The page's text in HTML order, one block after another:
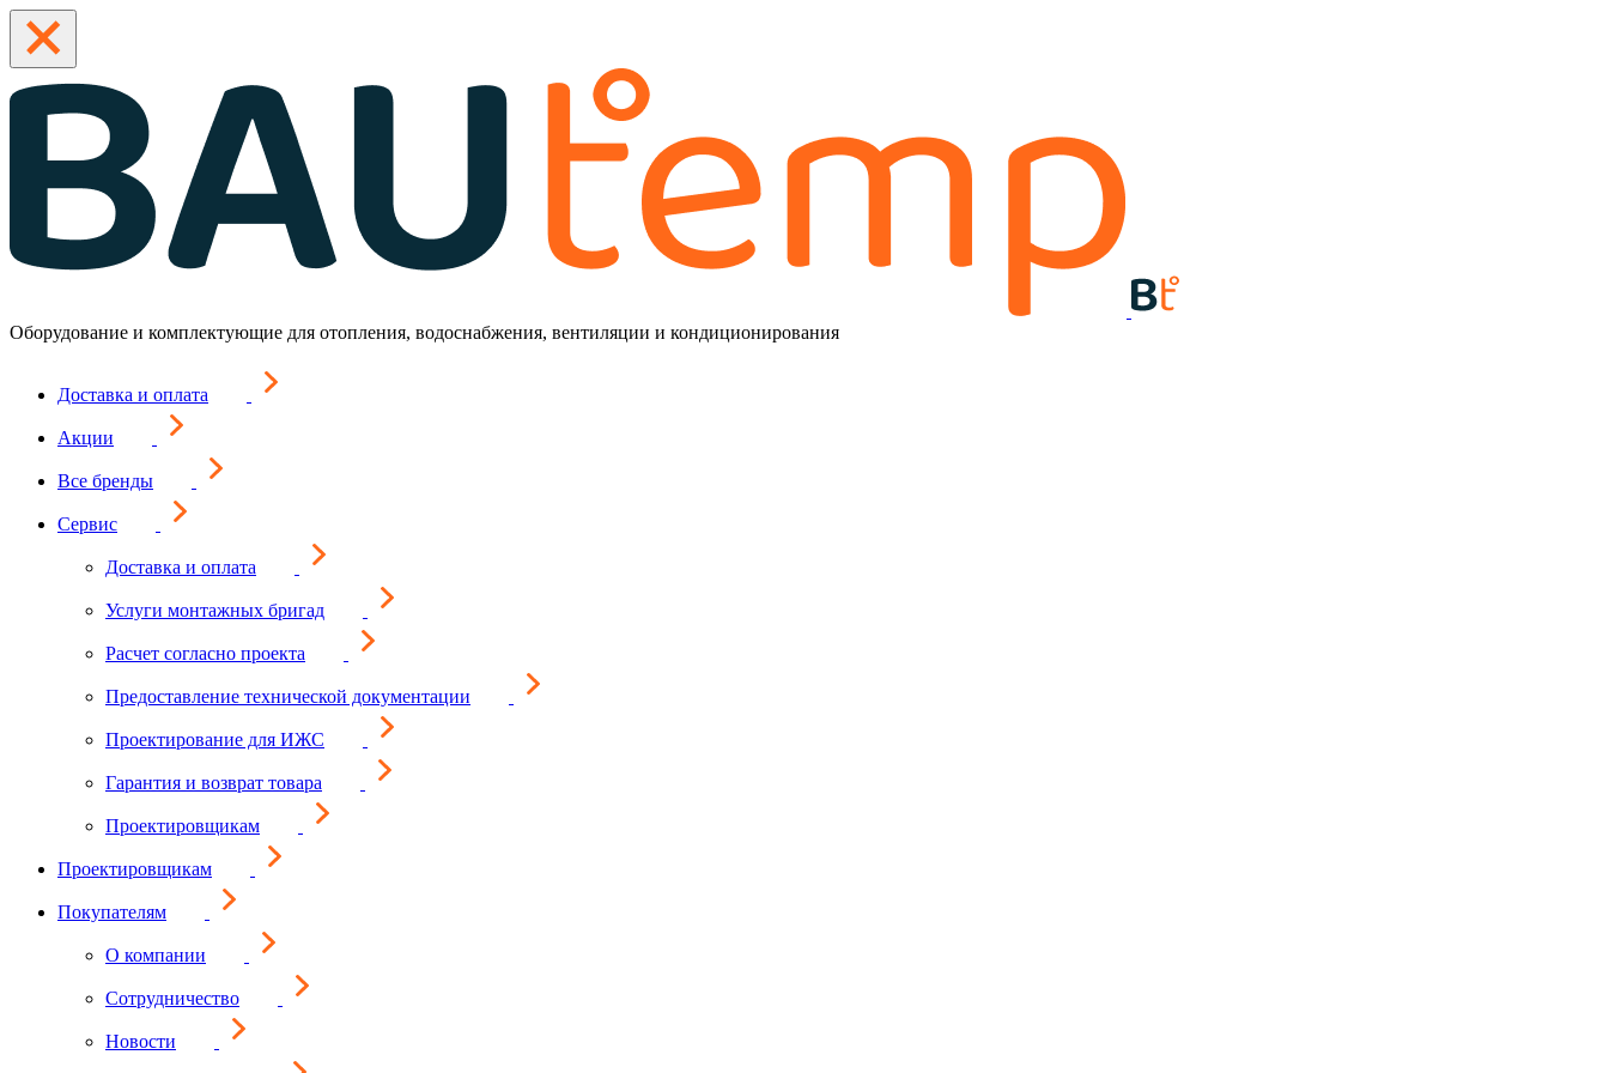
Оборудование и комплектующие для отопления, водоснабжения, вентиляции и кондиционирования
Доставка и оплата
Акции
Все бренды
Сервис
Доставка и оплата
Услуги монтажных бригад
Расчет согласно проекта
Предоставление технической документации
Проектирование для ИЖС
Гарантия и возврат товара
Проектировщикам
Проектировщикам
Покупателям
О компании
Сотрудничество
Новости